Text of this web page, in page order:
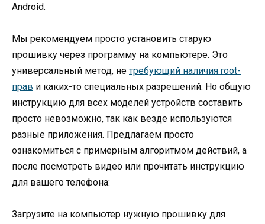
Android.
Мы рекомендуем просто установить старую
прошивку через программу на компьютере. Это
универсальный метод, нетребующий наличия root-
прав и каких-то специальных разрешений. Но общую
инструкцию для всех моделей устройств составить
просто невозможно, так как везде используются
разные приложения. Предлагаем просто
ознакомиться с примерным алгоритмом действий, а
после посмотреть видео или прочитать инструкцию
для вашего телефона:
Загрузите на компьютер нужную прошивку для